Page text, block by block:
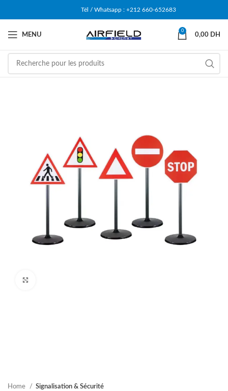
Tél / Whatsapp : +212 660-652683
MENU
0
0,00 DH
Home Signalisation & Sécurité